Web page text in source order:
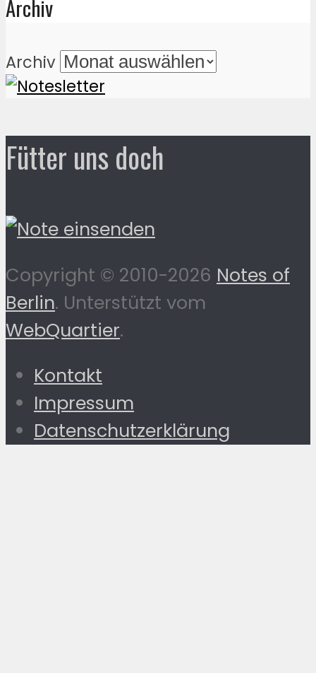
Archiv
Archiv
Fütter uns doch
Copyright © 2010-2026 Notes of
Berlin. Unterstützt vom
WebQuartier.
Kontakt
Impressum
Datenschutzerklärung